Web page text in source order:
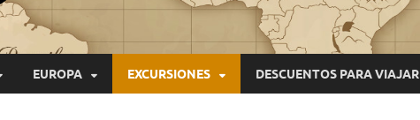
EUROPA EXCURSIONES DESCUENTOS PARA VIAJAR